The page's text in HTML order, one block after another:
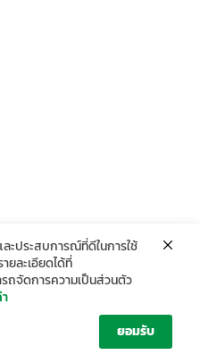
ะประสบการณ์ที่ดีในการใช้
ละเอียดได้ที่
รถจัดการความเป็นส่วนตัว
ยอมรับ